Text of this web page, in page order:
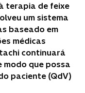
terapia de feixe
um sistema
baseado em
médicas
continuará
modo que possa
paciente (QdV)